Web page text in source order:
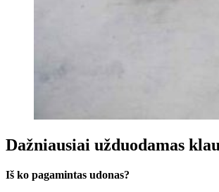
Dažniausiai užduodamas
Iš ko pagamintas udonas?